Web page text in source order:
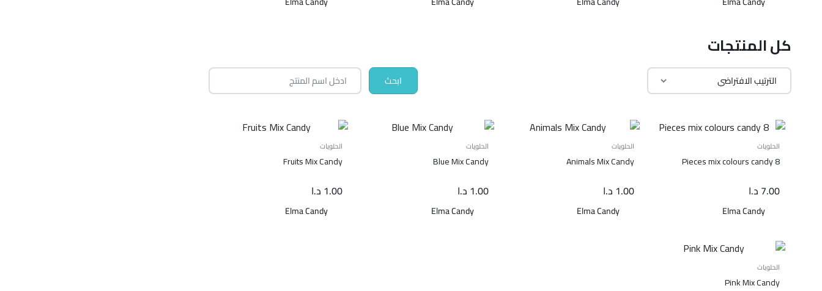
كل المنتجات
الحلويات
8 Pieces mix colours candy
7.00 د.ا
Elma Candy
الحلويات
Animals Mix Candy
1.00 د.ا
Elma Candy
الحلويات
Blue Mix Candy
1.00 د.ا
Elma Candy
الحلويات
Fruits Mix Candy
1.00 د.ا
Elma Candy
الحلويات
Pink Mix Candy